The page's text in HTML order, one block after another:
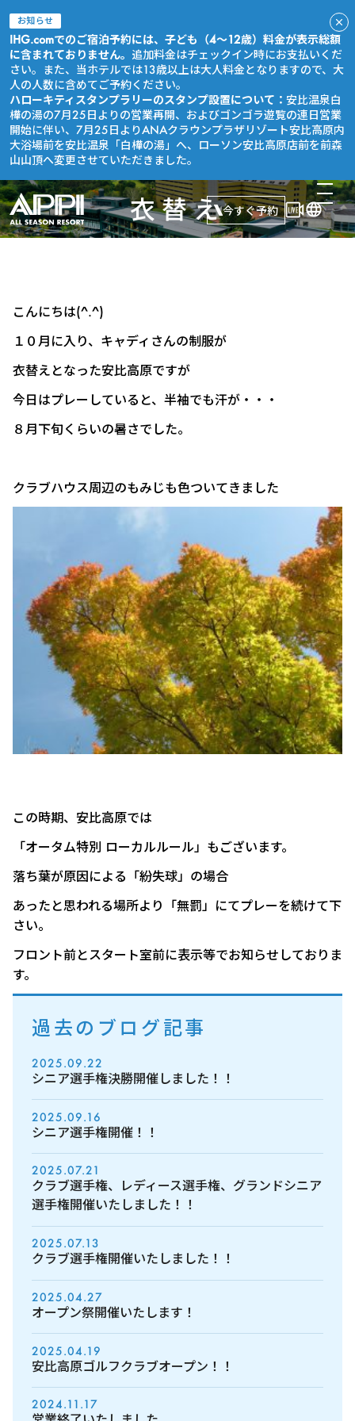
お知らせ
IHG.comでのご宿泊予約には、子ども（4～12歳）料金が表示総額
に含まれておりません。 追加料金はチェックイン時にお支払いくだ
さい。また、当ホテルでは13歳以上は大人料金となりますので、大
人の人数に含めてご予約ください。
ハローキティスタンプラリーのスタンプ設置について： 安比温泉白
樺の湯の7月25日よりの営業再開、およびゴンゴラ遊覧の連日営業
開始に伴い、7月25日よりANAクラウンプラザリゾート安比高原内
大浴場前を安比温泉「白樺の湯」へ、ローソン安比高原店前を前森
山山頂へ変更させていただきました。
今すぐ予約
衣替え
こんにちは(^.^)
１０月に入り、キャディさんの制服が
衣替えとなった安比高原ですが
今日はプレーしていると、半袖でも汗が・・・
８月下旬くらいの暑さでした。
クラブハウス周辺のもみじも色ついてきました
この時期、安比高原では
「オータム特別 ローカルルール」もございます。
落ち葉が原因による「紛失球」の場合
あったと思われる場所より「無罰」にてプレーを続けて下
さい。
フロント前とスタート室前に表示等でお知らせしておりま
す。
過去のブログ記事
2025.09.22
シニア選手権決勝開催しました！！
2025.09.16
シニア選手権開催！！
2025.07.21
クラブ選手権、レディース選手権、グランドシニア
選手権開催いたしました！！
2025.07.13
クラブ選手権開催いたしました！！
2025.04.27
オープン祭開催いたします！
2025.04.19
安比高原ゴルフクラブオープン！！
2024.11.17